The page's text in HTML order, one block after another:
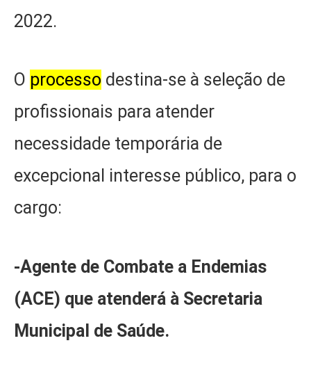
2022.
O processo destina-se à seleção de
profissionais para atender
necessidade temporária de
excepcional interesse público, para o
cargo:
-Agente de Combate a Endemias
(ACE) que atenderá à Secretaria
Municipal de Saúde.